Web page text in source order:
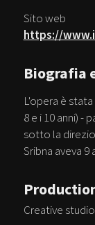
Sito web
https://
Biografia
L'opera è
8 e i 10 anni) -
sotto la
Sribna aveva
Creative